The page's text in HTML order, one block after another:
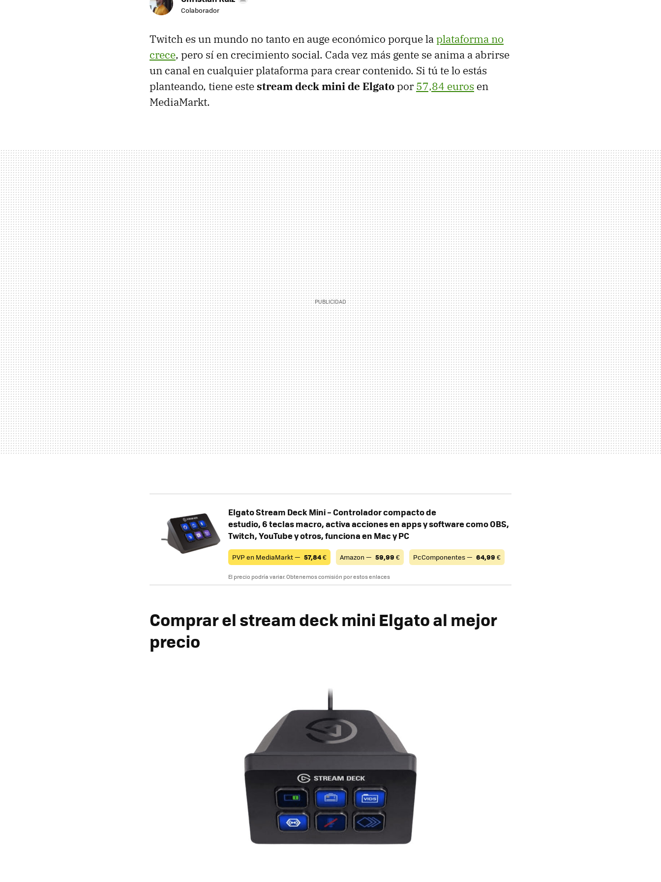
Colaborador
Twitch es un mundo no tanto en auge económico porque laplataforma no
crece, pero sí en crecimiento social. Cada vez más gente se anima a abrirse
un canal en cualquier plataforma para crear contenido. Si tú te lo estás
planteando, tiene estestream deck mini de Elgatopor 57,84 euros en
MediaMarkt.
Elgato Stream Deck Mini – Controlador compacto de
estudio, 6 teclas macro, activa acciones en apps y software como OBS,
Twitch, ​YouTube y otros, funciona en Mac y PC
PVP en MediaMarkt — 57,84€ Amazon — 59,99 € PcComponentes — 64,99 €
El precio podría variar. Obtenemos comisión por estos enlaces
Comprar el stream deck mini Elgato al mejor
precio